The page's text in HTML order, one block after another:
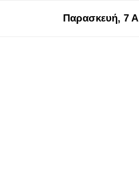
Παρασκευή, 7